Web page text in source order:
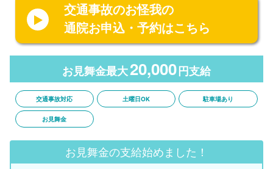
交通事故のお怪我の
通院お申込・予約はこちら
お見舞金最大20,000 円支給
交通事故対応 土曜日OK 駐車場あり
お見舞金
お見舞金の支給始めました！